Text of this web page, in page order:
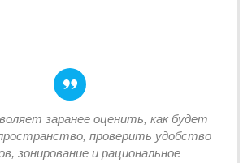
заранее оценить, как будет
проверить удобство
зонирование и рациональное